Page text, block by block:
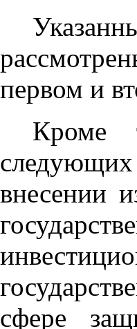
первом и
Кроме
внесении
сфере